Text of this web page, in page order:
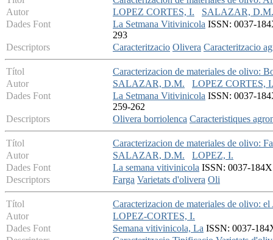
Autor
LOPEZ CORTES, I.
SALAZAR, D.M.
Dades Font
La Setmana Vitivinicola ISSN: 0037-
293
Descriptors
Caracteritzacio Olivera Caracteritzacio
Títol
Caracterizacion de materiales de olivo:
Autor
SALAZAR, D.M.
LOPEZ CORTES, I.
Dades Font
La Setmana Vitivinicola ISSN: 0037-
259-262
Descriptors
Olivera borriolenca Caracteristiques
Títol
Caracterizacion de materiales de olivo:
Autor
SALAZAR, D.M.
LOPEZ, I.
Dades Font
La semana vitivinicola ISSN: 0037-
Descriptors
Farga Varietats d'olivera Oli
Títol
Caracterizacion de materiales de olivo:
Autor
LOPEZ-CORTES, I.
Dades Font
Semana vitivinicola, La ISSN: 0037-